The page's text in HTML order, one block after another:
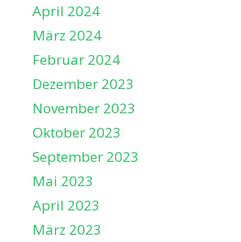
April 2024
März 2024
Februar 2024
Dezember 2023
November 2023
Oktober 2023
September 2023
Mai 2023
April 2023
März 2023